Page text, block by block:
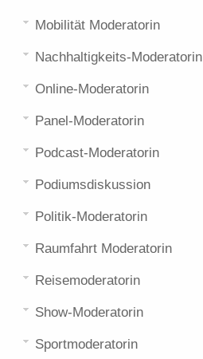
Mobilität Moderatorin
Nachhaltigkeits-Moderatorin
Online-Moderatorin
Panel-Moderatorin
Podcast-Moderatorin
Podiumsdiskussion
Politik-Moderatorin
Raumfahrt Moderatorin
Reisemoderatorin
Show-Moderatorin
Sportmoderatorin